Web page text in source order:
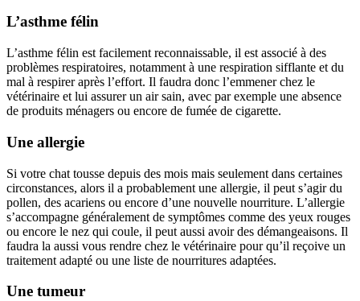
L’asthme félin
L’asthme félin est facilement reconnaissable, il est associé à des
problèmes respiratoires, notamment à une respiration sifflante et du
mal à respirer après l’effort. Il faudra donc l’emmener chez le
vétérinaire et lui assurer un air sain, avec par exemple une absence
de produits ménagers ou encore de fumée de cigarette.
Une allergie
Si votre chat tousse depuis des mois mais seulement dans certaines
circonstances, alors il a probablement une allergie, il peut s’agir du
pollen, des acariens ou encore d’une nouvelle nourriture. L’allergie
s’accompagne généralement de symptômes comme des yeux rouges
ou encore le nez qui coule, il peut aussi avoir des démangeaisons. Il
faudra la aussi vous rendre chez le vétérinaire pour qu’il reçoive un
traitement adapté ou une liste de nourritures adaptées.
Une tumeur